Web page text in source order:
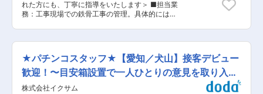
での正社員4名と派遣社員2名と嘱託検査者1名の7
名で構成されています。 熟練した経験を持ったベ
テラン層や中途入社の方もいらっしゃいますの
るプレス加工業務以外に、ボール盤や旋盤を使用
した切削加工・バレル研磨機を使用した研磨加工
など、幅広く柔軟に対応して頂きます。 製造業だ
と、担当する作業や工程が特化してしまうことも
れた方にも、丁寧に指導をいたします＞ ■担当業
務：工事現場での鉄骨工事の管理。具体的には、
識・名称・図面の読み方などの研修があり、その
後係員について、やり方を学んでもらい、1人で
任せられるようであれば、小さな現場から始めま
す。 業務に慣れてきたら、関東の現場などもご担
当いただく予定です。数か月程度の案件の場合
は、交通費を支給いたしますので月2回程度自宅
★パチンコスタッフ★【愛知／犬山】接客デビュー
歓迎！〜目安箱設置で一人ひとりの意見を取り入れ
る風潮〜
株式会社イクサム